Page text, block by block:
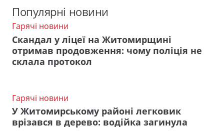
Популярні новини
Гарячі новини
Скандал у ліцеї на Житомирщині
отримав продовження: чому поліція не
склала протокол
Гарячі новини
У Житомирському районі легковик
врізався в дерево: водійка загинула